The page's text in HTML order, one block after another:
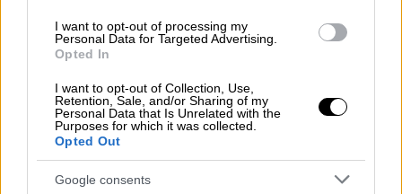
I want to opt-out of processing my
Personal Data for Targeted Advertising.
Opted In
I want to opt-out of Collection, Use,
Retention, Sale, and/or Sharing of my
Personal Data that Is Unrelated with the
Purposes for which it was collected.
Opted Out
Google consents